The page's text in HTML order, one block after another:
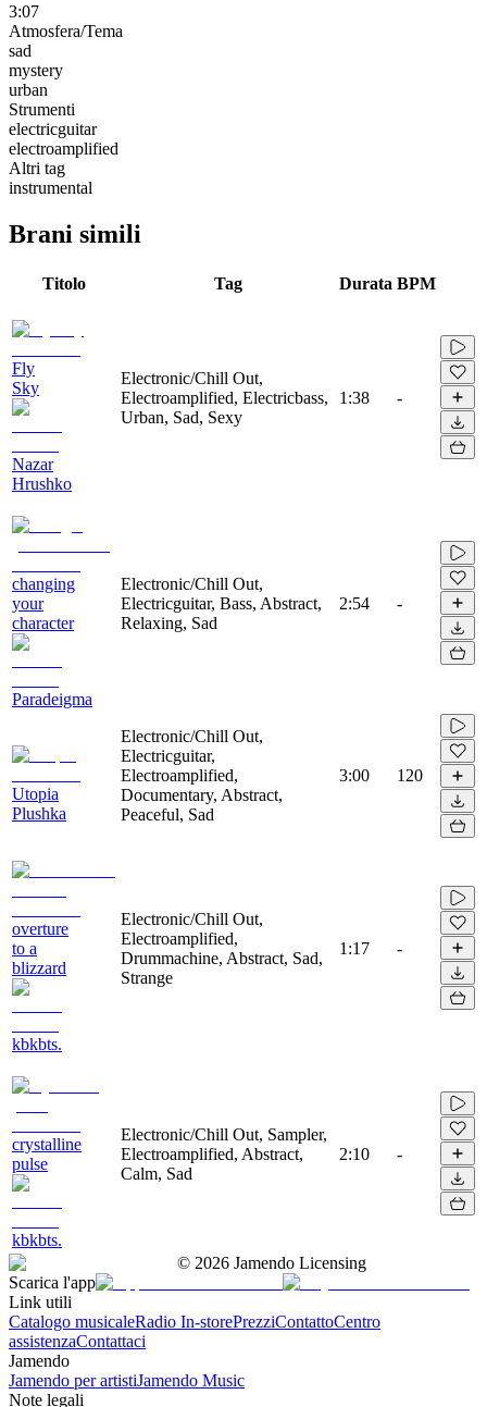
3:07
Atmosfera/Tema
sad
mystery
urban
Strumenti
electricguitar
electroamplified
Altri tag
instrumental
Brani simili
Titolo Tag Durata BPM
Fly
Sky
Nazar
Hrushko
Electronic/Chill Out,
Electroamplified, Electricbass,
Urban, Sad, Sexy
1:38 -
changing
your
character
Paradeigma
Electronic/Chill Out,
Electricguitar, Bass, Abstract,
Relaxing, Sad
2:54 -
Utopia
Plushka
Electronic/Chill Out,
Electricguitar,
Electroamplified,
Documentary, Abstract,
Peaceful, Sad
3:00 120
overture
to a
blizzard
kbkbts.
Electronic/Chill Out,
Electroamplified,
Drummachine, Abstract, Sad,
Strange
1:17 -
crystalline
pulse
kbkbts.
Electronic/Chill Out, Sampler,
Electroamplified, Abstract,
Calm, Sad
2:10 -
© 2026 Jamendo Licensing
Scarica l'app
Link utili
Catalogo musicaleRadio In-storePrezziContattoCentro
assistenzaContattaci
Jamendo
Jamendo per artistiJamendo Music
Note legali